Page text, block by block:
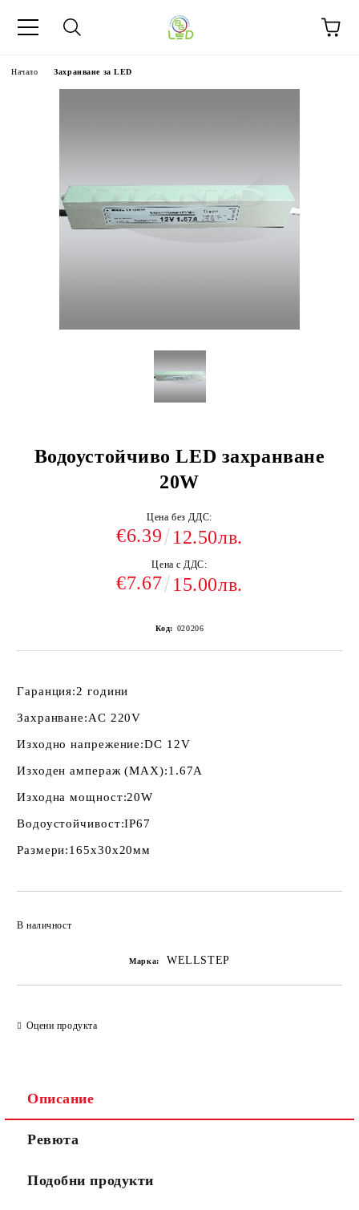
Начало Захранване за LED
Водоустойчиво LED захранване
20W
Цена без ДДС:
€6.39 12.50лв.
Цена с ДДС:
€7.67 15.00лв.
Код: 020206
Гаранция:2 години
Захранване:AC 220V
Изходно напрежение:DC 12V
Изходен ампераж (MAX):1.67A
Изходна мощност:20W
Водоустойчивост:IP67
Размери:165х30х20мм
В наличност
Марка: WELLSTEP
Оцени продукта
Описание
Ревюта
Подобни продукти